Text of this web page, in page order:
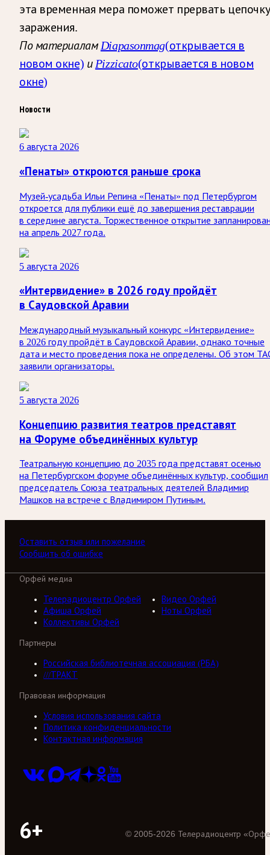
эта временная мера поможет прервать цепочку
заражения.
По материалам Diapasonmag(открывается в
новом окне) и Pizzicato(открывается в новом
окне)
Новости
6 августа 2026
«Пенаты» откроются раньше срока
Музей-усадьба Ильи Репина «Пенаты» под Петербургом
откроется для публики ещё до завершения реставрации
в середине августа. Торжественное открытие
на апрель 2027 года.
5 августа 2026
«Интервидение» в 2026 году пройдёт
в Саудовской Аравии
Международный музыкальный конкурс «Интервидение»
в 2026 году пройдёт в Саудовской Аравии, однако точные
дата и место проведения пока не определены. Об этом
заявили организаторы.
5 августа 2026
Концепцию развития театров представят
на Форуме объединённых культур
Театральную концепцию до 2035 года представят осенью
на Петербургском форуме объединённых культур, сообщил
председатель Союза театральных деятелей Владимир
Машков на встрече с Владимиром Путиным.
Оставить отзыв или пожелание
Сообщить об ошибке
Орфей медиа
Телерадиоцентр Орфей
Видео Орфей
Афиша Орфей
Ноты Орфей
Коллективы Орфей
Партнеры
Российская библиотечная ассоциация (РБА)
///ТРАКТ
Правовая информация
Условия использования сайта
Политика конфиденциальности
Контактная информация
6+ © 2005-2026 Телерадиоцентр